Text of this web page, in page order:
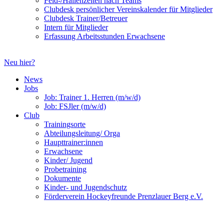
Clubdesk persönlicher Vereinskalender für Mitglieder
Clubdesk Trainer/Betreuer
Intern für Mitglieder
Erfassung Arbeitsstunden Erwachsene
Neu hier?
News
Jobs
Job: Trainer 1. Herren (m/w/d)
Job: FSJler (m/w/d)
Club
Trainingsorte
Abteilungsleitung/ Orga
Haupttrainer:innen
Erwachsene
Kinder/ Jugend
Probetraining
Dokumente
Kinder- und Jugendschutz
Förderverein Hockeyfreunde Prenzlauer Berg e.V.